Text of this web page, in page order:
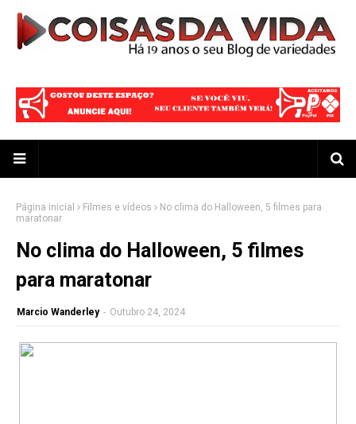
Página inicial Filmes e vídeos
No clima do Halloween, 5 filmes para
maratonar
No clima do Halloween, 5 filmes
para maratonar
Marcio Wanderley - Outubro 24, 2024